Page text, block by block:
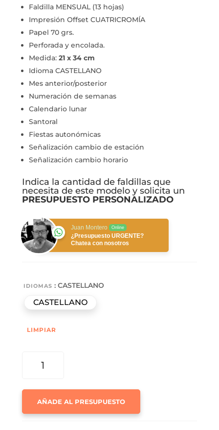
Faldilla MENSUAL (13 hojas)
Impresión Offset CUATRICROMÍA
Papel 70 grs.
Perforada y encolada.
Medida: 21 x 34 cm
Idioma CASTELLANO
Mes anterior/posterior
Numeración de semanas
Calendario lunar
Santoral
Fiestas autonómicas
Señalización cambio de estación
Señalización cambio horario
Indica la cantidad de faldillas que
necesita de este modelo y solicita un
PRESUPUESTO PERSONALIZADO
Juan Montero Online
¿Presupuesto URGENTE?
Chatea con nosotros
IDIOMAS : CASTELLANO
CASTELLANO
LIMPIAR
MENSUAL
6
LECHERA
CANTIDAD
AÑADE AL PRESUPUESTO